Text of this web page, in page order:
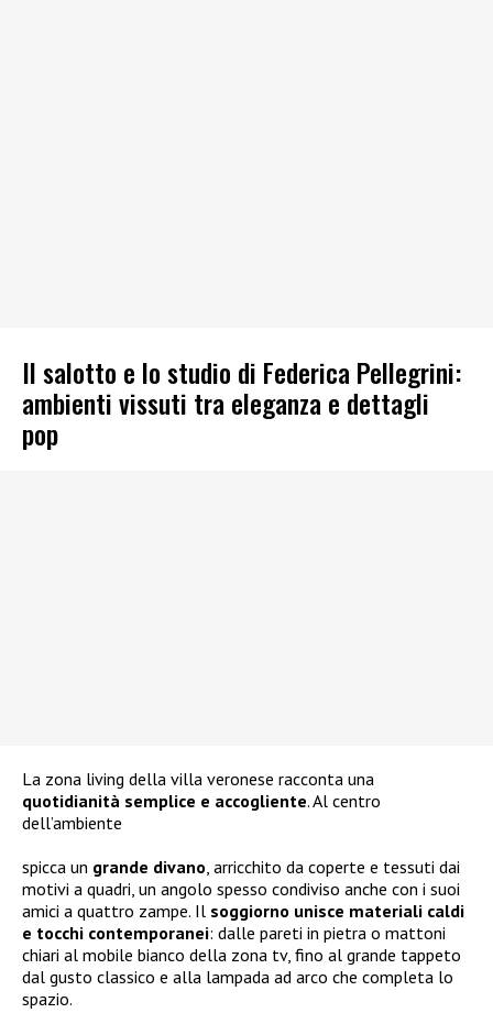
Il salotto e lo studio di Federica Pellegrini:
ambienti vissuti tra eleganza e dettagli
pop
La zona living della villa veronese racconta una
quotidianità semplice e accogliente. Al centro
dell’ambiente
spicca un grande divano, arricchito da coperte e tessuti dai
motivi a quadri, un angolo spesso condiviso anche con i suoi
amici a quattro zampe. Il soggiorno unisce materiali caldi
e tocchi contemporanei: dalle pareti in pietra o mattoni
chiari al mobile bianco della zona tv, fino al grande tappeto
dal gusto classico e alla lampada ad arco che completa lo
spazio.